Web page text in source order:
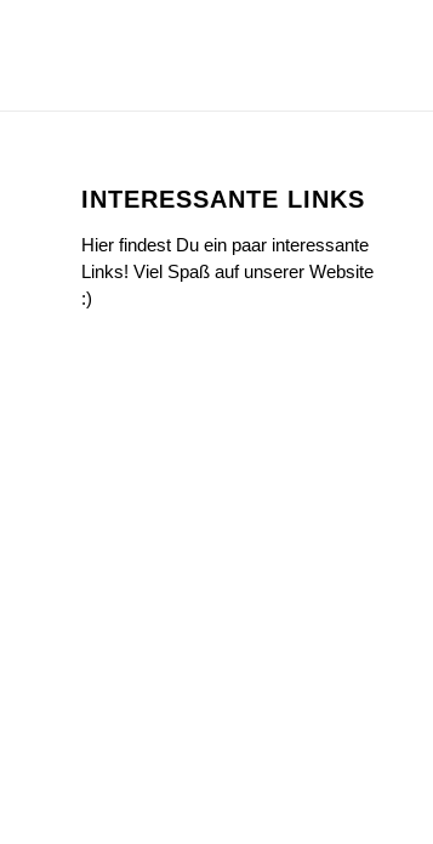
INTERESSANTE LINKS
Hier findest Du ein paar interessante
Links! Viel Spaß auf unserer Website
:)